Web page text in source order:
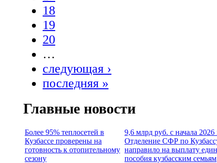
18
19
20
…
следующая ›
последняя »
Главные новости
Более 95% теплосетей в
Кузбассе проверены на
готовность к отопительному
сезону
9,6 млрд руб. с начала 2026
Отделение СФР по
направило на выплату
пособия кузбасским семьям